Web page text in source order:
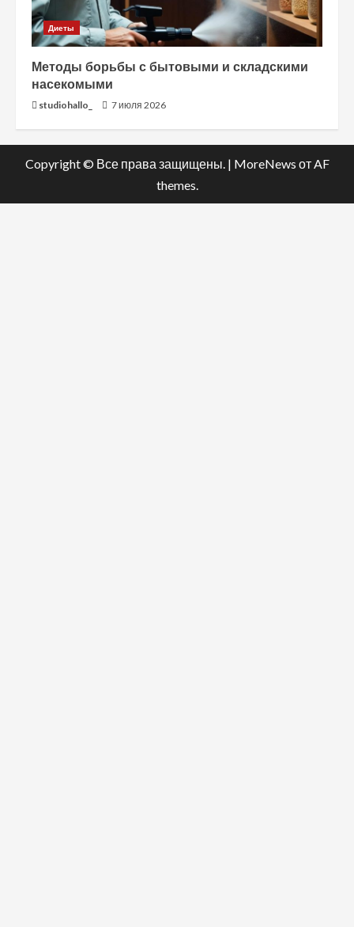
Диеты
Методы борьбы с бытовыми и складскими
насекомыми
studiohallo_ 7 июля 2026
Copyright © Все права защищены. | MoreNews от AF
themes.